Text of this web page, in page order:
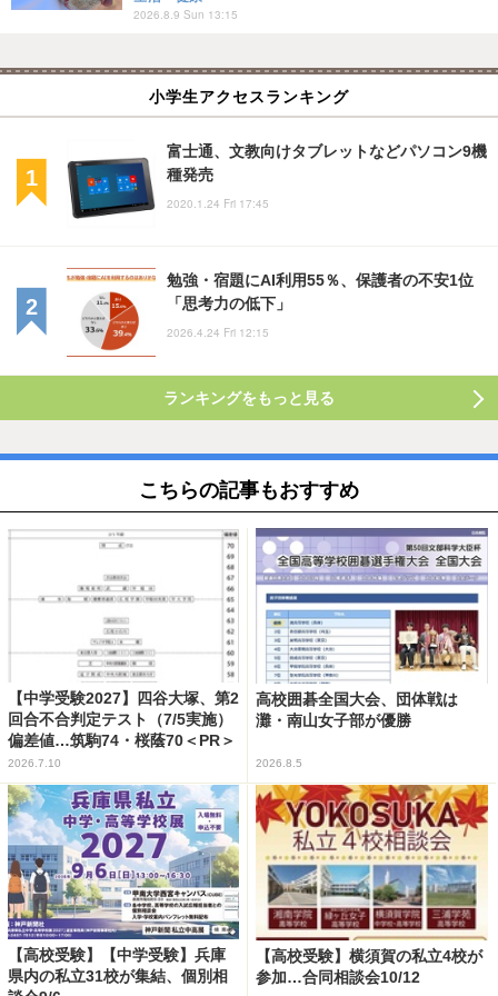
2026.8.9 Sun 13:15
小学生アクセスランキング
富士通、文教向けタブレットなどパソコン9機
種発売
2020.1.24 Fri 17:45
勉強・宿題にAI利用55％、保護者の不安1位
「思考力の低下」
2026.4.24 Fri 12:15
ランキングをもっと見る
こちらの記事もおすすめ
【中学受験2027】四谷大塚、第2
回合不合判定テスト（7/5実施）
偏差値…筑駒74・桜蔭70＜PR＞
2026.7.10
高校囲碁全国大会、団体戦は
灘・南山女子部が優勝
2026.8.5
【高校受験】【中学受験】兵庫
県内の私立31校が集結、個別相
【高校受験】横須賀の私立4校が
参加…合同相談会10/12